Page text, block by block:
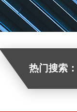
热门搜索：